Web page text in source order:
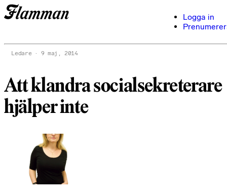
Logga in
Ledare 9 maj, 2014
Att klandra socialsekreterare
hjälper inte